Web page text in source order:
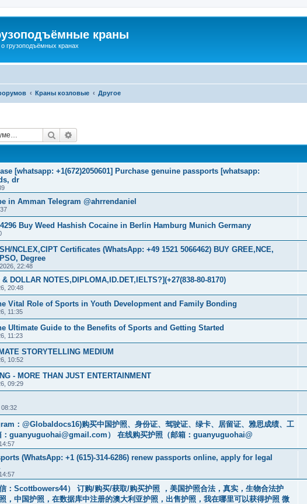
краны
грузоподъёмных кранах
Краны козловые Другое
Поиск
[whatsapp: +1(672)2050601] Purchase genuine passports [whatsapp:
dr
in Amman Telegram @ahrrendaniel
Buy Weed Hashish Cocaine in Berlin Hamburg Munich Germany
NCLEX,CIPT Certificates (WhatsApp: +49 1521 5066462) BUY GREE,NCE,
Degree
22:48
DOLLAR NOTES,DIPLOMA,ID.DET,IELTS?](+27(838-80-8170)
20:48
Vital Role of Sports in Youth Development and Family Bonding
11:35
Ultimate Guide to the Benefits of Sports and Getting Started
11:23
STORYTELLING MEDIUM
10:52
- MORE THAN JUST ENTERTAINMENT
09:29
：@Globaldocs16)购买中国护照、身份证、驾驶证、绿卡、居留证、雅思成绩、工
guanyuguohai@gmail.com ） 在线购买护照（邮箱：guanyuguohai@
(WhatsApp: +1 (615)-314-6286) renew passports online, apply for legal
：Scottbowers44） 订购/购买/获取/购买护照 ，美国护照合法，真实，生物合法护
，中国护照，在数据库中注册的澳大利亚护照，出售护照，我在哪里可以获得护照 微